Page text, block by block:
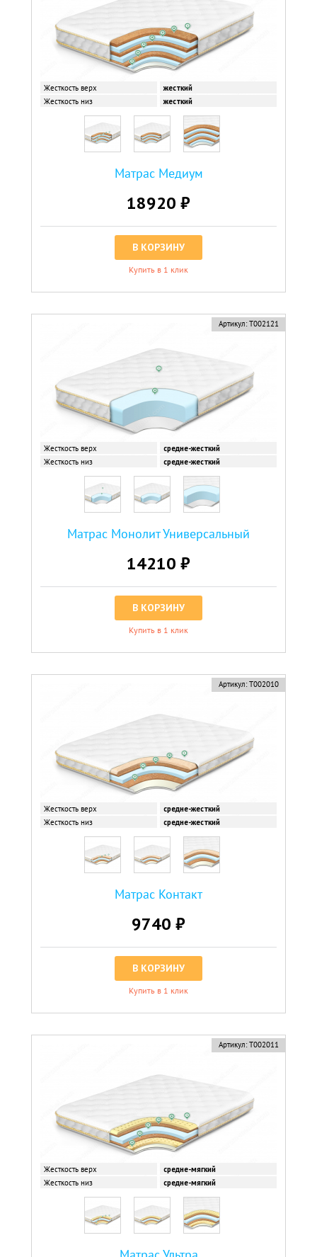
Жесткость верх
жесткий
Жесткость низ
жесткий
Матрас Медиум
18920 ₽
В КОРЗИНУ
Купить в 1 клик
Артикул: Т002121
Жесткость верх
средне-жесткий
Жесткость низ
средне-жесткий
Матрас Монолит Универсальный
14210 ₽
В КОРЗИНУ
Купить в 1 клик
Артикул: Т002010
Жесткость верх
средне-жесткий
Жесткость низ
средне-жесткий
Матрас Контакт
9740 ₽
В КОРЗИНУ
Купить в 1 клик
Артикул: Т002011
Жесткость верх
средне-мягкий
Жесткость низ
средне-мягкий